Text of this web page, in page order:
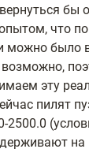
бы
что
можно было
возможно,
эту
пилят
2500.0
на